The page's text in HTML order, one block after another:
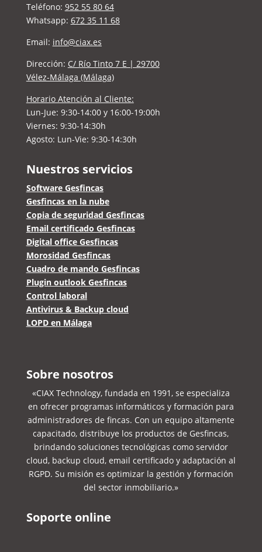
Teléfono: 952 55 80 64
Whatsapp: 672 35 11 68
Email: info@ciax.es
Dirección: C/ Río Tinto 7 E | 29700
Vélez-Málaga (Málaga)
Horario Atención al Cliente:
Lun-Jue: 9:30-14:00 y 16:00-19:00h
Viernes: 9:30-14:30h
Agosto: Lun-Vie: 9:30-14:30h
Nuestros servicios
Software Gesfincas
Gesfincas en la nube
Copia de seguridad Gesfincas
Email certificado Gesfincas
Digital office Gesfincas
Morosidad Gesfincas
Cuadro de mando Gesfincas
Plugin outlook Gesfincas
Control laboral
Antivirus & Backup cloud
LOPD en Málaga
Sobre nosotros
«CIAX Technology, fundada en 1991, se especializa
en ofrecer programas informáticos y formación para
administradores de fincas. Con un equipo altamente
capacitado, distribuye los productos de Gesfincas,
brindando soluciones tecnológicas como servidor
cloud, backup cloud, email certificado y adaptación al
RGPD. Su misión es optimizar la gestión y formación
del sector inmobiliario.»
Soporte online